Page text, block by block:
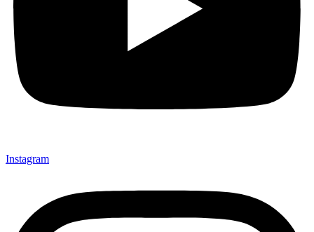
Instagram